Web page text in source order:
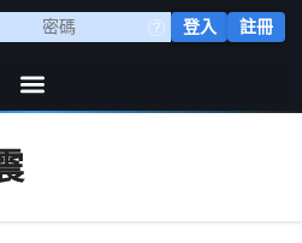
登入 註冊